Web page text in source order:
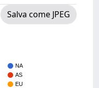
Salva come JPEG
NA
AS
EU